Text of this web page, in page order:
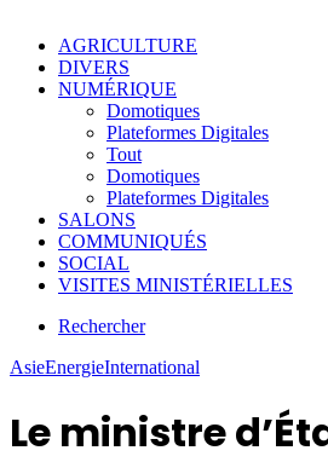
AGRICULTURE
DIVERS
NUMÉRIQUE
Domotiques
Plateformes Digitales
Tout
Domotiques
Plateformes Digitales
SALONS
COMMUNIQUÉS
SOCIAL
VISITES MINISTÉRIELLES
Rechercher
AsieEnergieInternational
Le ministre